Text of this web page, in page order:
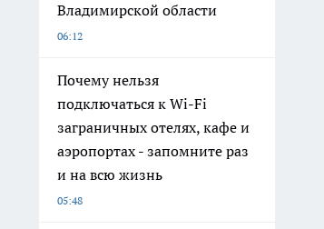
Владимирской области
06:12
Почему нельзя
подключаться к Wi-Fi
заграничных отелях, кафе и
аэропортах - запомните раз
и на всю жизнь
05:48